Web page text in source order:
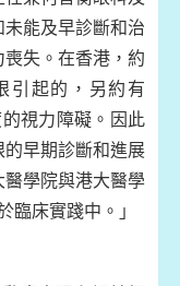
能及早診斷和治
失。在香港，約
引起的，另約有
視力障礙。因此
早期診斷和進展
學院與港大醫學
臨床實踐中。」